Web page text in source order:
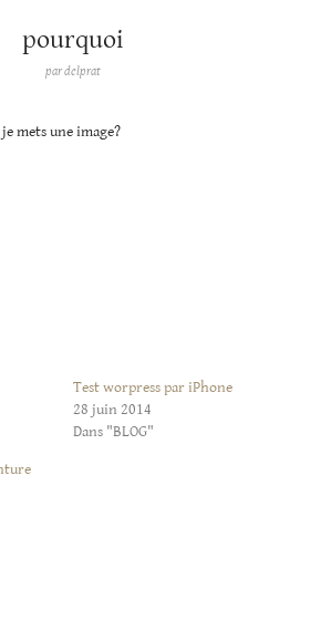
pourquoi
pardelprat
mets une image?
Test worpress par iPhone
28 juin 2014
Dans "BLOG"